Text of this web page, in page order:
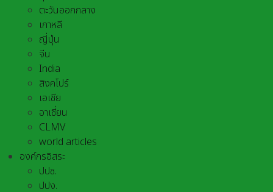
ตะวันออกกลาง
เกาหลี
ญี่ปุ่น
จีน
India
สิงคโปร์
เอเชีย
อาเชี่ยน
CLMV
world articles
องค์กรอิสระ
ปปช.
ปปง.